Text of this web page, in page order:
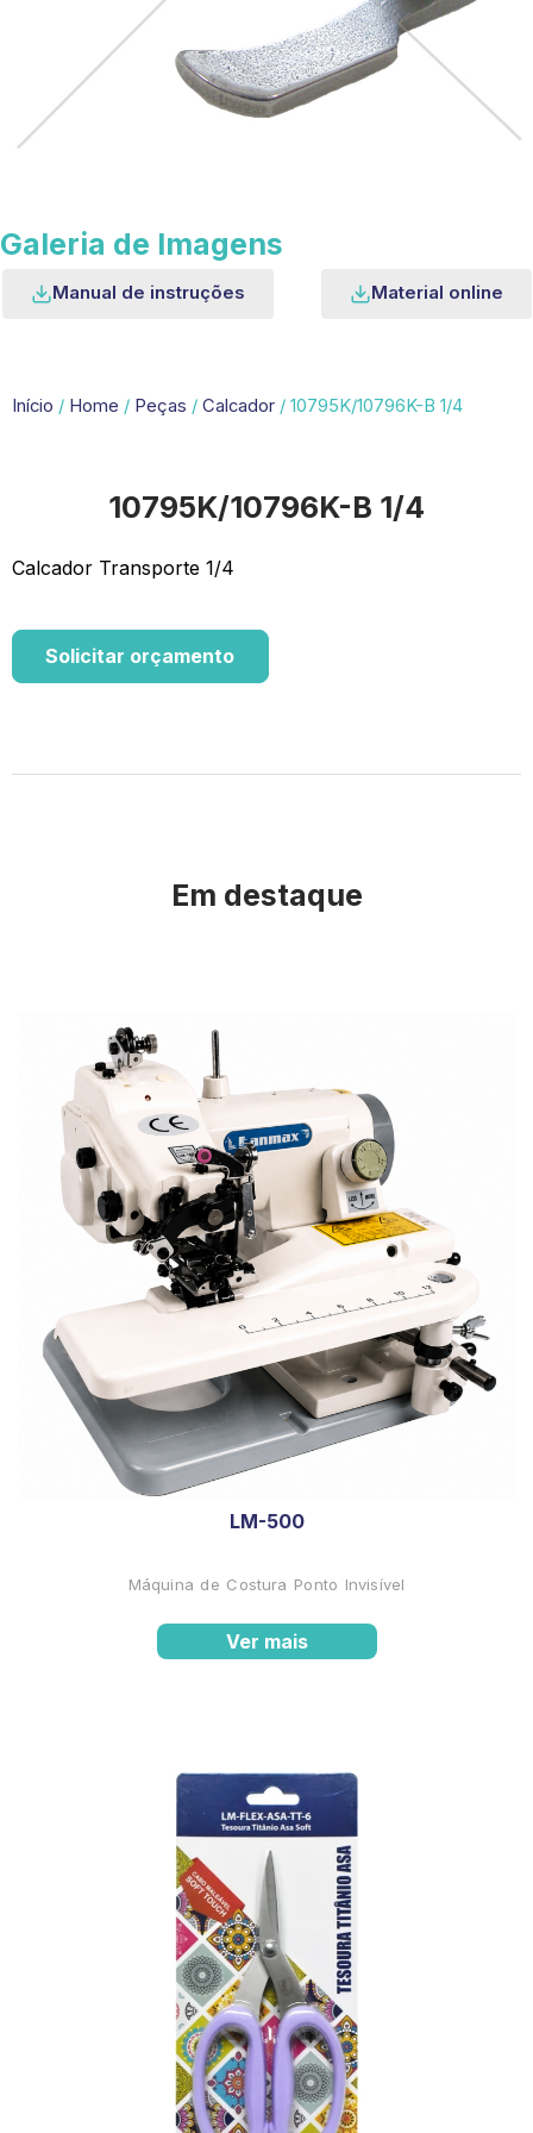
Galeria de Imagens
Manual de instruções Material online
Início / Home / Peças / Calcador / 10795K/10796K-B 1/4
10795K/10796K-B 1/4
Calcador Transporte 1/4
Solicitar orçamento
Em destaque
LM-500
Máquina de Costura Ponto Invisível
Ver mais